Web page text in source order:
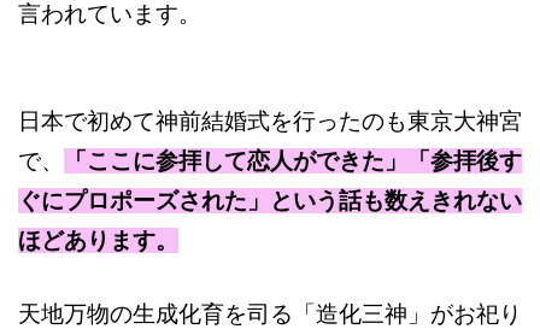
言われています。
日本で初めて神前結婚式を行ったのも東京大神宮
で、
「ここに参拝して恋人ができた」「参拝後す
ぐにプロポーズされた」という話も数えきれない
ほどあります。
天地万物の生成化育を司る「造化三神」がお祀り